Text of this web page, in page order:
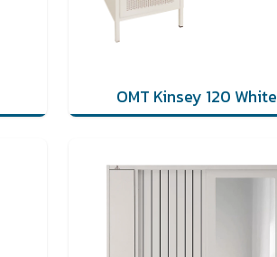
OMT Kinsey 120 White